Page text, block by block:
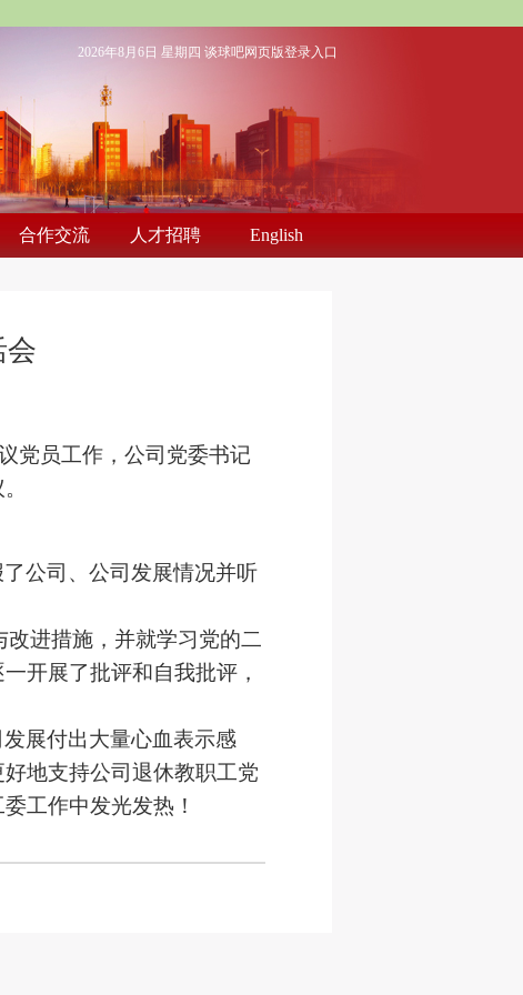
2026年8月6日 星期四 谈球吧网页版登录入口
合作交流 人才招聘 English
会
党员工作，公司党委书记
公司、公司发展情况并听
改进措施，并就学习党的二
开展了批评和自我批评，
展付出大量心血表示感
地支持公司退休教职工党
工作中发光发热！